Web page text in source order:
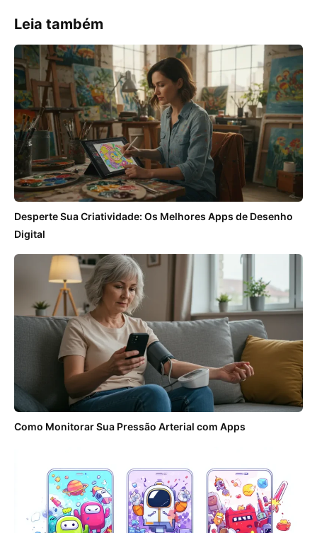
Leia também
Desperte Sua Criatividade: Os Melhores Apps de Desenho
Digital
Como Monitorar Sua Pressão Arterial com Apps